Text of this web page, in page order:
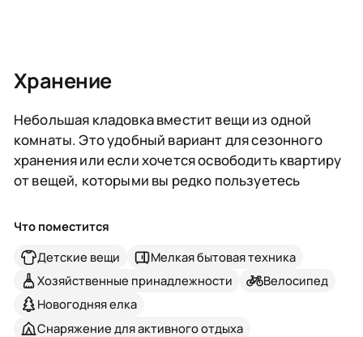
Хранение
Небольшая кладовка вместит вещи из одной
комнаты. Это удобный вариант для сезонного
хранения или если хочется освободить квартиру
от вещей, которыми вы редко пользуетесь
Что поместится
Детские вещи
Мелкая бытовая техника
Хозяйственные принадлежности
Велосипед
Новогодняя елка
Снаряжение для активного отдыха